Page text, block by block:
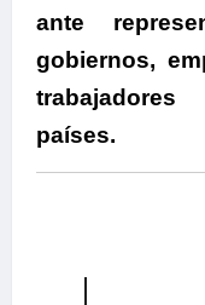
ante
gobiernos,
países.